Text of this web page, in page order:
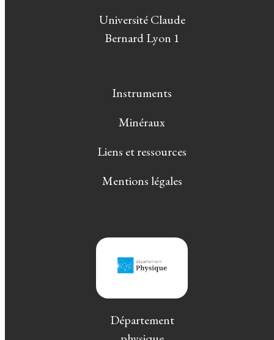
Université Claude
Bernard Lyon 1
Instruments
Minéraux
Liens et ressources
Mentions légales
Département